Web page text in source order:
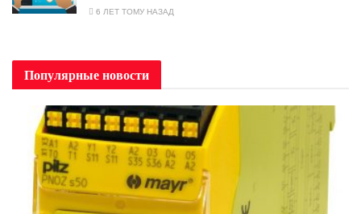
6 ЛЕТ ТОМУ НАЗАД
Популярные новости